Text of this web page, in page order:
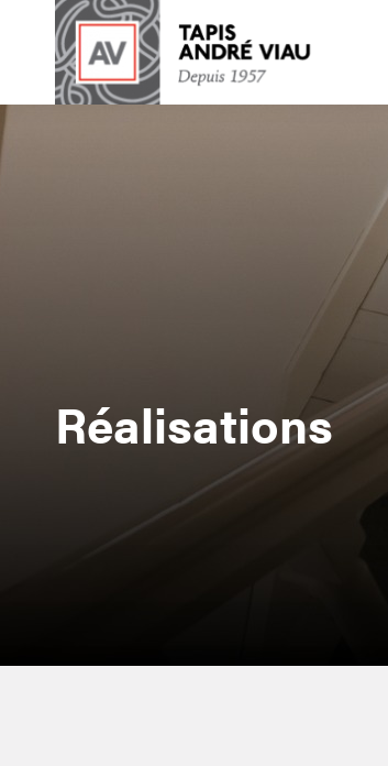
Réalisations